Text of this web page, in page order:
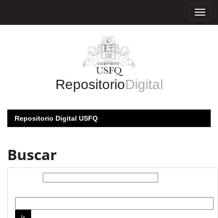
RepositorioDigital
Repositorio Digital USFQ
Buscar